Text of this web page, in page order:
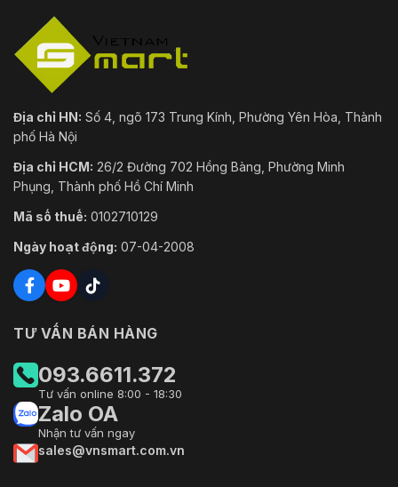
Địa chỉ HN: Số 4, ngõ 173 Trung Kính, Phường Yên Hòa, Thành
phố Hà Nội
Địa chỉ HCM: 26/2 Đường 702 Hồng Bàng, Phường Minh
Phụng, Thành phố Hồ Chí Minh
Mã số thuế: 0102710129
Ngày hoạt động: 07-04-2008
TƯ VẤN BÁN HÀNG
093.6611.372
Tư vấn online 8:00 - 18:30
Zalo OA
Nhận tư vấn ngay
sales@vnsmart.com.vn